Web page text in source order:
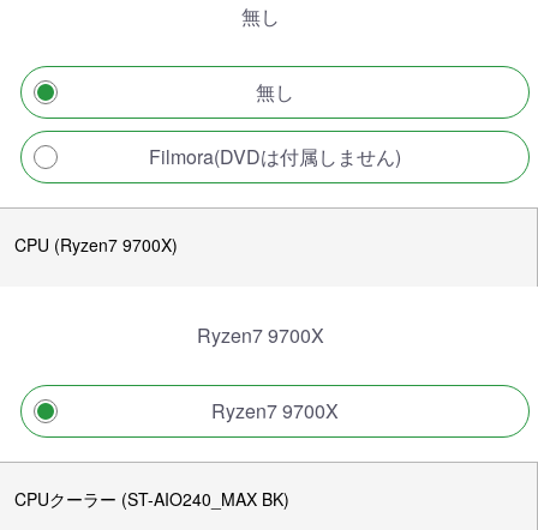
無し
無し
Filmora(DVDは付属しません)
CPU (Ryzen7 9700X)
Ryzen7 9700X
Ryzen7 9700X
CPUクーラー (ST-AIO240_MAX BK)